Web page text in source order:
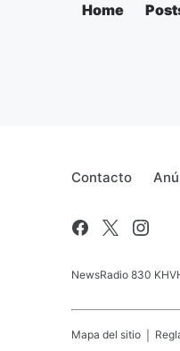
Home
Contacto
NewsRadio 830
Mapa del sitio